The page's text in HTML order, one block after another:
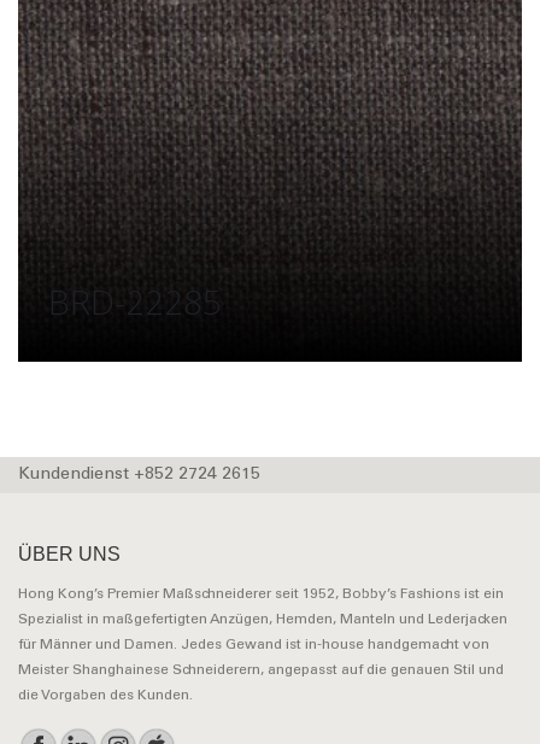
BRD-22285
Kundendienst +852 2724 2615
ÜBER UNS
Hong Kong’s Premier Maßschneiderer seit 1952, Bobby’s Fashions ist ein
Spezialist in maßgefertigten Anzügen, Hemden, Manteln und Lederjacken
für Männer und Damen. Jedes Gewand ist in-house handgemacht von
Meister Shanghainese Schneiderern, angepasst auf die genauen Stil und
die Vorgaben des Kunden.